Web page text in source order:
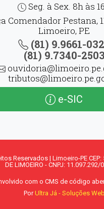
Seg. à Sex. 8h às
Comendador Pestana,
Limoeiro, PE
(81) 9.9661-
(81) 9.7340-2503
e-SIC
Reservados | Limoeiro-PE CEP:
DE LIMOEIRO - CNPJ: 11.097.292/
com o CMS de código
PorUltra Já - Soluções Web